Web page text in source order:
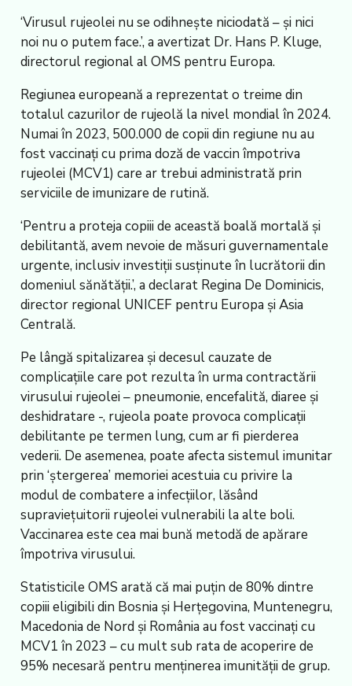
‘Virusul rujeolei nu se odihnește niciodată – și nici
noi nu o putem face.’, a avertizat Dr. Hans P. Kluge,
directorul regional al OMS pentru Europa.
Regiunea europeană a reprezentat o treime din
totalul cazurilor de rujeolă la nivel mondial în 2024.
Numai în 2023, 500.000 de copii din regiune nu au
fost vaccinați cu prima doză de vaccin împotriva
rujeolei (MCV1) care ar trebui administrată prin
serviciile de imunizare de rutină.
‘Pentru a proteja copiii de această boală mortală și
debilitantă, avem nevoie de măsuri guvernamentale
urgente, inclusiv investiții susținute în lucrătorii din
domeniul sănătății.’, a declarat Regina De Dominicis,
director regional UNICEF pentru Europa și Asia
Centrală.
Pe lângă spitalizarea și decesul cauzate de
complicațiile care pot rezulta în urma contractării
virusului rujeolei – pneumonie, encefalită, diaree și
deshidratare -, rujeola poate provoca complicații
debilitante pe termen lung, cum ar fi pierderea
vederii. De asemenea, poate afecta sistemul imunitar
prin ‘ștergerea’ memoriei acestuia cu privire la
modul de combatere a infecțiilor, lăsând
supraviețuitorii rujeolei vulnerabili la alte boli.
Vaccinarea este cea mai bună metodă de apărare
împotriva virusului.
Statisticile OMS arată că mai puțin de 80% dintre
copiii eligibili din Bosnia și Herțegovina, Muntenegru,
Macedonia de Nord și România au fost vaccinați cu
MCV1 în 2023 – cu mult sub rata de acoperire de
95% necesară pentru menținerea imunității de grup.